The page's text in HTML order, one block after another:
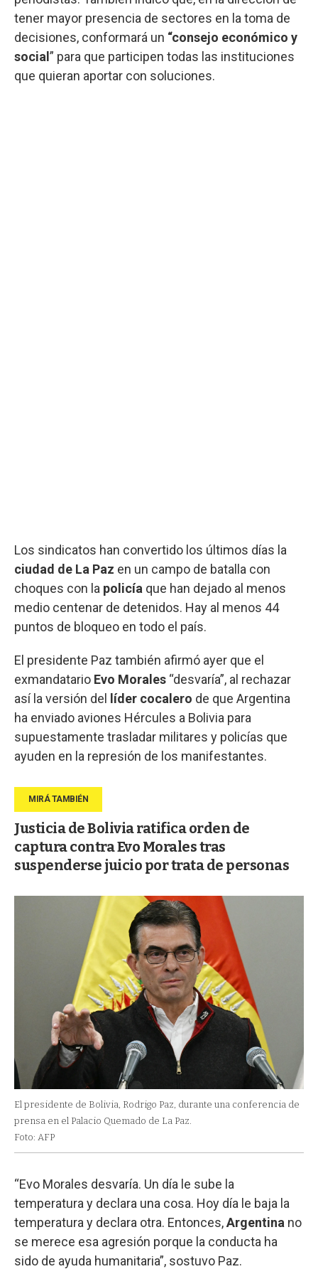
tener mayor presencia de sectores en la toma de
decisiones, conformará un “consejo económico y
social ” para que participen todas las instituciones
que quieran aportar con soluciones.
Los sindicatos han convertido los últimos días la
ciudad de La Paz en un campo de batalla con
choques con la policía que han dejado al menos
medio centenar de detenidos. Hay al menos 44
puntos de bloqueo en todo el país.
El presidente Paz también afirmó ayer que el
exmandatario Evo Morales “desvaría”, al rechazar
así la versión del
líder cocalero de que Argentina
ha enviado aviones Hércules a Bolivia para
supuestamente trasladar militares y policías que
ayuden en la represión de los manifestantes.
Justicia de Bolivia ratifica orden de
captura contra Evo Morales tras
suspenderse juicio por trata de personas
El presidente de Bolivia, Rodrigo Paz, durante una conferencia de
prensa en el Palacio Quemado de La Paz.
Foto: AFP
“Evo Morales desvaría. Un día le sube la
temperatura y declara una cosa. Hoy día le baja la
temperatura y declara otra. Entonces,Argentina no
se merece esa agresión porque la conducta ha
sido de ayuda humanitaria”, sostuvo Paz.